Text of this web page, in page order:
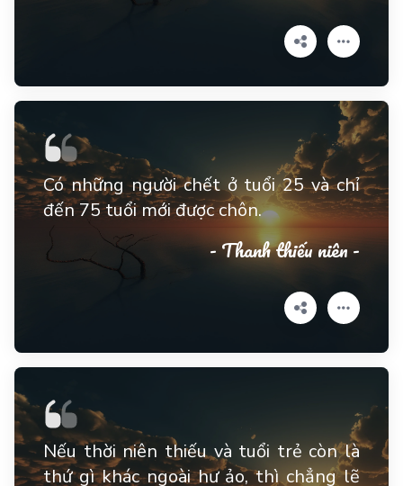
Có những người chết ở tuổi 25 và chỉ
đến 75 tuổi mới được chôn.
- Thanh thiếu niên -
Nếu thời niên thiếu và tuổi trẻ còn là
thứ gì khác ngoài hư ảo, thì chẳng lẽ